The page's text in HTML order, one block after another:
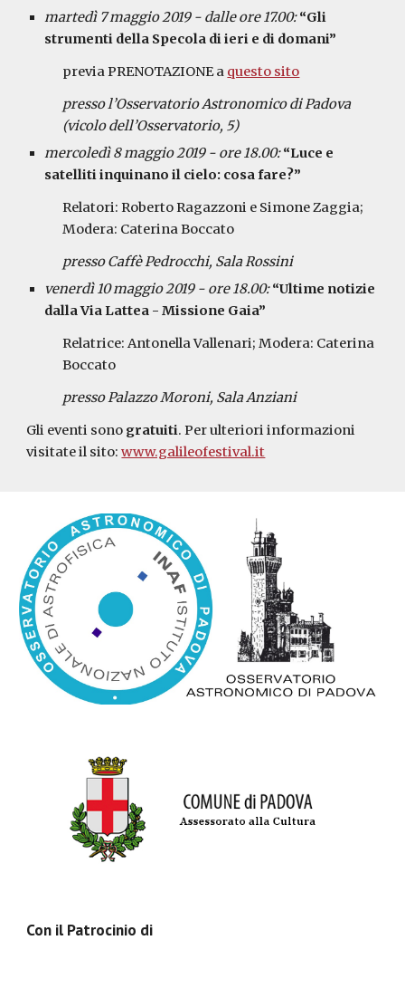
martedì 7 maggio 2019 - dalle ore 17.00: “Gli
strumenti della Specola di ieri e di domani”
previa PRENOTAZIONE a questo sito
presso l’Osservatorio Astronomico di Padova
(vicolo dell’Osservatorio, 5)
mercoledì 8 maggio 2019 - ore 18.00: “Luce e
satelliti inquinano il cielo: cosa fare?”
Relatori: Roberto Ragazzoni e Simone Zaggia;
Modera: Caterina Boccato
presso Caffè Pedrocchi, Sala Rossini
venerdì 10 maggio 2019 - ore 18.00: “Ultime notizie
dalla Via Lattea - Missione Gaia”
Relatrice: Antonella Vallenari; Modera: Caterina
Boccato
presso Palazzo Moroni, Sala Anziani
Gli eventi sono gratuiti. Per ulteriori informazioni
visitate il sito: www.galileofestival.it
Con il Patrocinio di